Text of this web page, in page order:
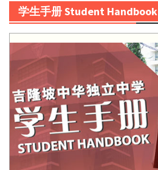
学生手册 Student Handbook